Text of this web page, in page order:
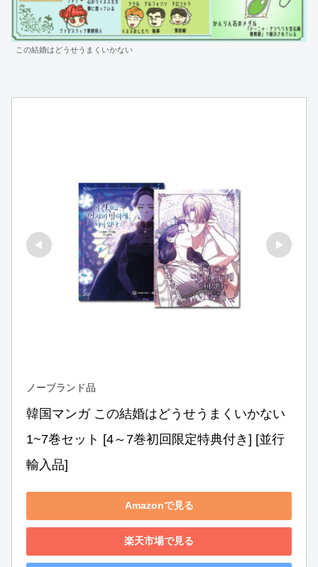
この結婚はどうせうまくいかない
ノーブランド品
韓国マンガ この結婚はどうせうまくいかない
1~7巻セット [4～7巻初回限定特典付き] [並行
輸入品]
Amazonで見る
楽天市場で見る